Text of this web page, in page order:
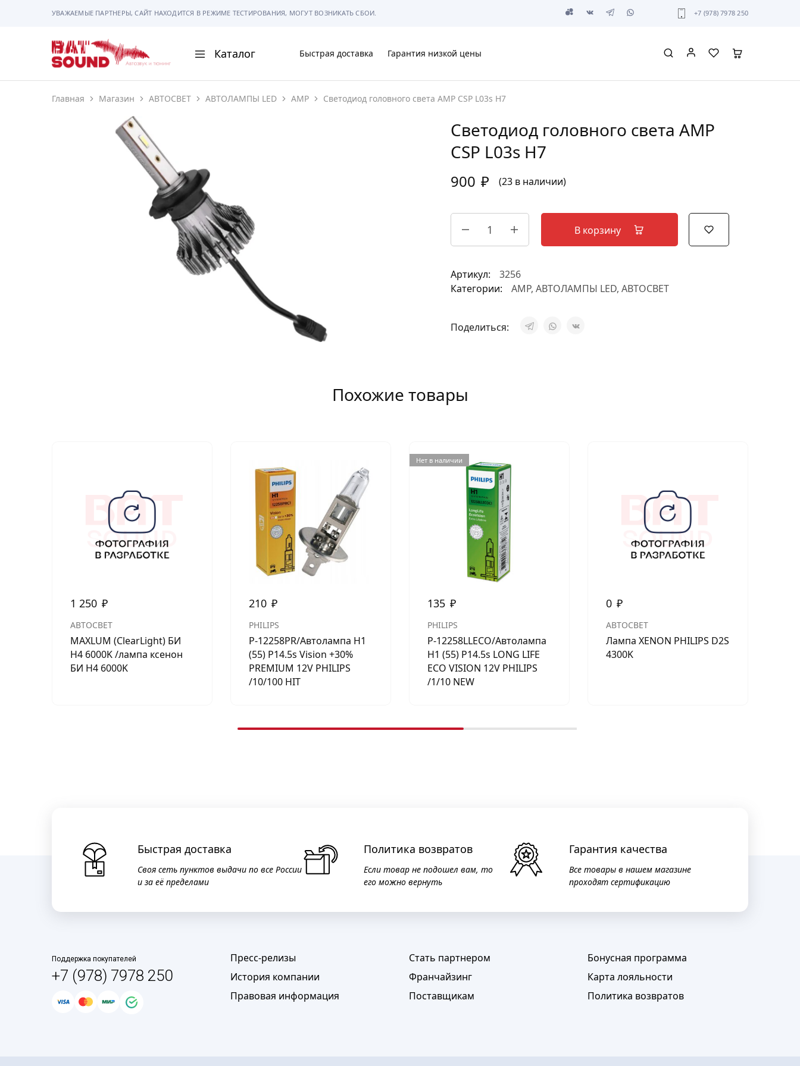
УВАЖАЕМЫЕ ПАРТНЕРЫ, САЙТ НАХОДИТСЯ В РЕЖИМЕ ТЕСТИРОВАНИЯ, МОГУТ ВОЗНИКАТЬ СБОИ. +7 (978) 7978 250
BAT
Sound
Каталог
АВТОМАГНИТОЛЫ
РАМКИ И РАЗЪЕМЫ
ГАДЖЕТЫ
СИГНАЛИЗАЦИИ
ПОМОЩЬ ПРИ ПАРКОВКЕ
МУЗЫКАЛЬНЫЕ АКСЕССУАРЫ
АВТОУСИЛИТЕЛИ
Быстрая доставка Гарантия низкой цены
Главная Магазин АВТОСВЕТ АВТОЛАМПЫ LED AMP Светодиод головного света AMP CSP L03s H7
Светодиод головного света AMP
CSP L03s H7
900 ₽ (23 в наличии)
В корзину
Артикул:
3256
Категории:
AMP, АВТОЛАМПЫ LED, АВТОСВЕТ
Поделиться:
Похожие товары
1 250 ₽
АВТОСВЕТ
MAXLUM (ClearLight) БИ
H4 6000K /лампа ксенон
БИ H4 6000K
210 ₽
PHILIPS
P-12258PR/Автолампа H1
(55) P14.5s Vision +30%
PREMIUM 12V PHILIPS
/10/100 HIT
Нет в наличии
135 ₽
PHILIPS
P-12258LLECO/Автолампа
H1 (55) P14.5s LONG LIFE
ECO VISION 12V PHILIPS
/1/10 NEW
0 ₽
АВТОСВЕТ
Лампа XENON PHILIPS D2S
4300K
Быстрая доставка
Своя сеть пунктов выдачи по все России
и за её пределами
Политика возвратов
Если товар не подошел вам, то
его можно вернуть
Гарантия качества
Все товары в нашем магазине
проходят сертификацию
Поддержка покупателей
+7 (978) 7978 250
Пресс-релизы
История компании
Правовая информация
Стать партнером
Франчайзинг
Поставщикам
Бонусная программа
Карта лояльности
Политика возвратов